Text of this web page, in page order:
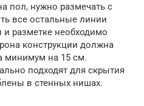
пол, нужно размечать с
все остальные линии
разметке необходимо
конструкции должна
минимум на 15 см.
подходят для скрытия
в стенных нишах.